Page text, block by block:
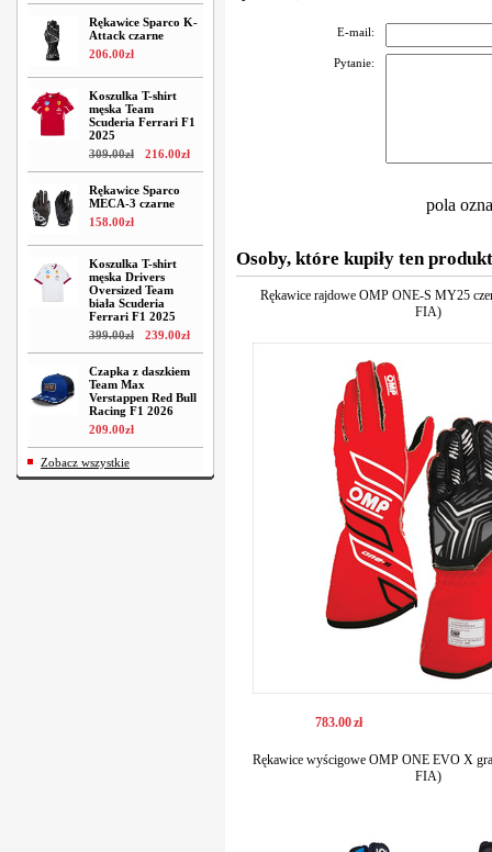
Rękawice Sparco K-
Attack czarne
206.00zł
Koszulka T-shirt
męska Team
Scuderia Ferrari F1
2025
309.00zł 216.00zł
Rękawice Sparco
MECA-3 czarne
158.00zł
Koszulka T-shirt
męska Drivers
Oversized Team
biała Scuderia
Ferrari F1 2025
399.00zł 239.00zł
Czapka z daszkiem
Team Max
Verstappen Red Bull
Racing F1 2026
209.00zł
Zobacz wszystkie
E-mail:
Pytanie:
pola
Osoby, które kupiły ten
Rękawice rajdowe OMP ONE-S MY25
FIA)
783.00zł
Rękawice wyścigowe OMP ONE EVO X
FIA)